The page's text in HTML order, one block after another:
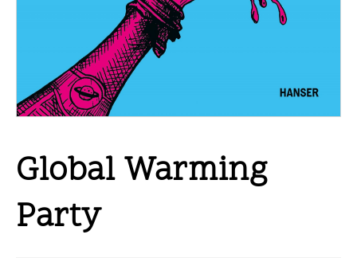
Global Warming
Party